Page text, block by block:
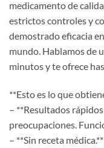
medicamento de
estrictos controles y
demostrado eficacia
mundo. Hablamos de
minutos y te ofrece
**Esto es lo que
– **Resultados
preocupaciones.
– **Sin receta